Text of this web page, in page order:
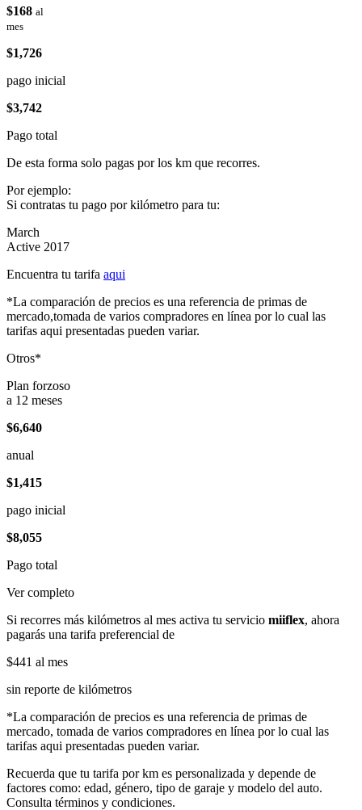
$168 al
mes
$1,726
pago inicial
$3,742
Pago total
De esta forma solo pagas por los km que recorres.
Por ejemplo:
Si contratas tu pago por kilómetro para tu:
March
Active 2017
Encuentra tu tarifa aqui
*La comparación de precios es una referencia de primas de
mercado,tomada de varios compradores en línea por lo cual las
tarifas aqui presentadas pueden variar.
Otros*
Plan forzoso
a 12 meses
$6,640
anual
$1,415
pago inicial
$8,055
Pago total
Ver completo
Si recorres más kilómetros al mes activa tu servicio miiflex, ahora
pagarás una tarifa preferencial de
$441 al mes
sin reporte de kilómetros
*La comparación de precios es una referencia de primas de
mercado, tomada de varios compradores en línea por lo cual las
tarifas aqui presentadas pueden variar.
Recuerda que tu tarifa por km es personalizada y depende de
factores como: edad, género, tipo de garaje y modelo del auto.
Consulta términos y condiciones.